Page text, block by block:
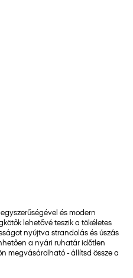
és modern
lehetővé teszik a tökéletes
nyújtva strandolás és úszás
a nyári ruhatár időtlen
megvásárolható - állítsd össze a